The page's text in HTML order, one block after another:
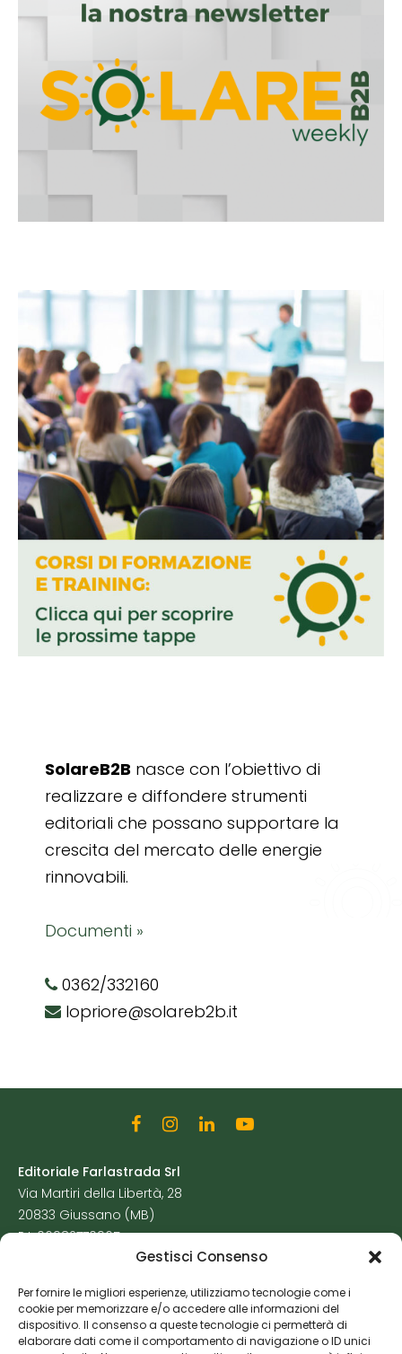
Gestisci Consenso
Per fornire le migliori esperienze, utilizziamo tecnologie come i
cookie per memorizzare e/o accedere alle informazioni del
dispositivo. Il consenso a queste tecnologie ci permetterà di
elaborare dati come il comportamento di navigazione o ID unici
SolareB2B nasce con l’obiettivo di
realizzare e diffondere strumenti
editoriali che possano supportare la
crescita del mercato delle energie
rinnovabili.
Documenti »
0362/332160
lopriore@solareb2b.it
Editoriale Farlastrada Srl
Via Martiri della Libertà, 28
20833 Giussano (MB)
P.I. 06982770965
Cookie Policy
Risorse Aggiuntive